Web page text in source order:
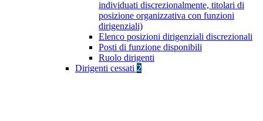
individuati discrezionalmente, titolari di
posizione organizzativa con funzioni
dirigenziali)
Elenco posizioni dirigenziali discrezionali
Posti di funzione disponibili
Ruolo dirigenti
Dirigenti cessati 2